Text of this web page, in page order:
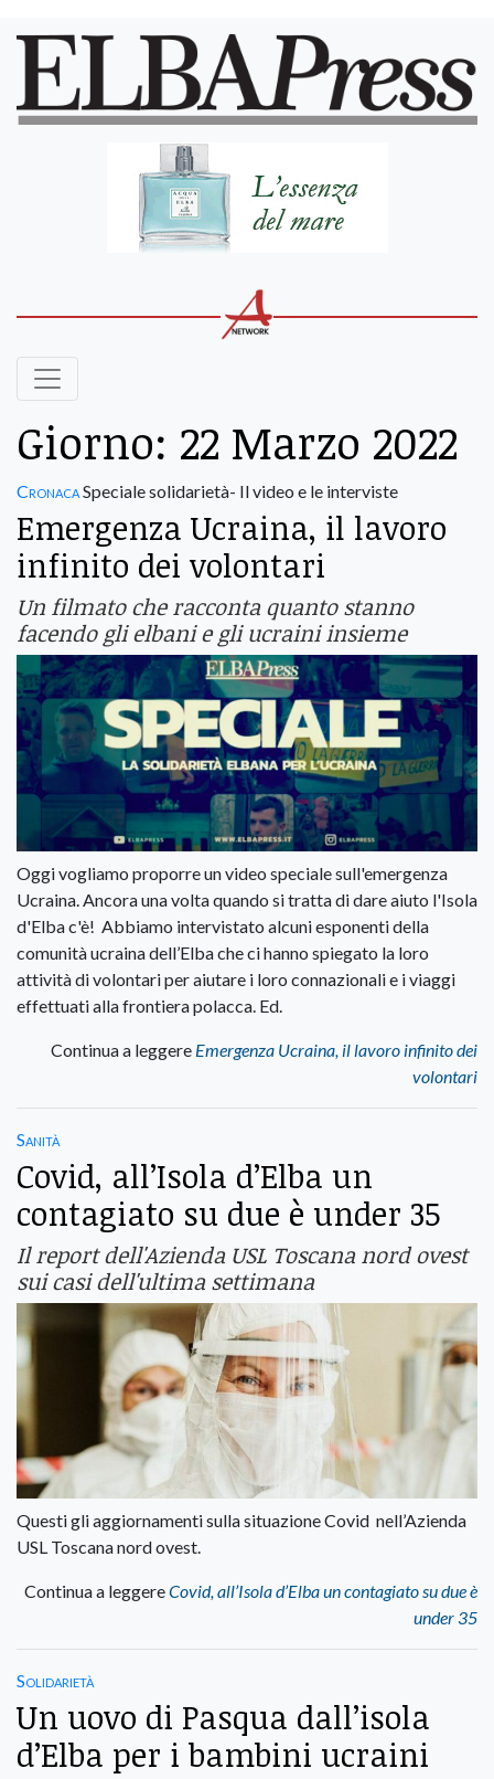
Giorno: 22 Marzo 2022
CronacaSpeciale solidarietà- Il video e le interviste
Emergenza Ucraina, il lavoro
infinito dei volontari
Un filmato che racconta quanto stanno
facendo gli elbani e gli ucraini insieme
Oggi vogliamo proporre un video speciale sull'emergenza
Ucraina. Ancora una volta quando si tratta di dare aiuto l'Isola
d'Elba c'è! Abbiamo intervistato alcuni esponenti della
comunità ucraina dell’Elba che ci hanno spiegato la loro
attività di volontari per aiutare i loro connazionali e i viaggi
effettuati alla frontiera polacca. Ed.
Continua a leggere Emergenza Ucraina, il lavoro infinito dei
volontari
Sanità
Covid, all’Isola d’Elba un
contagiato su due è under 35
Il report dell'Azienda USL Toscana nord ovest
sui casi dell'ultima settimana
Questi gli aggiornamenti sulla situazione Covid nell’Azienda
USL Toscana nord ovest.
Continua a leggereCovid, all’Isola d’Elba un contagiato su due è
under 35
Solidarietà
Un uovo di Pasqua dall’isola
d’Elba per i bambini ucraini